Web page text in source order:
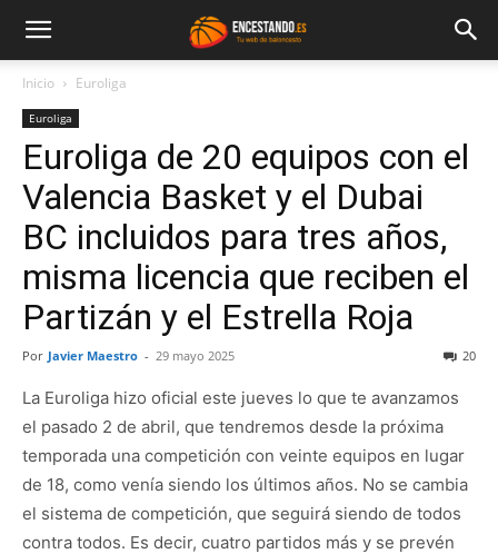
Inicio Euroliga
Euroliga
Euroliga de 20 equipos con el
Valencia Basket y el Dubai
BC incluidos para tres años,
misma licencia que reciben el
Partizán y el Estrella Roja
Por Javier Maestro - 29 mayo 2025 20
La Euroliga hizo oficial este jueves lo que te avanzamos
el pasado 2 de abril, que tendremos desde la próxima
temporada una competición con veinte equipos en lugar
de 18, como venía siendo los últimos años. No se cambia
el sistema de competición, que seguirá siendo de todos
contra todos. Es decir, cuatro partidos más y se prevén